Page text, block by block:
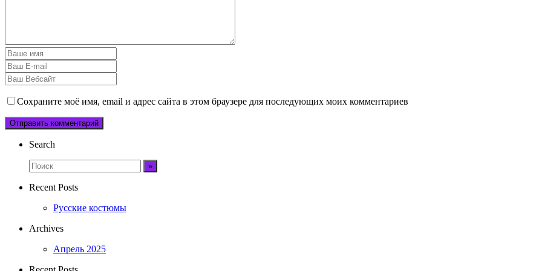
Сохраните моё имя, email и адрес сайта в этом браузере для последующих моих комментариев
Search
Recent Posts
Русские костюмы
Archives
Апрель 2025